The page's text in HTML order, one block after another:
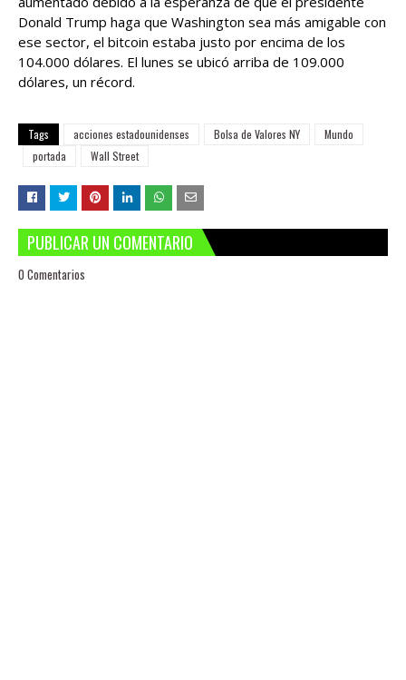
Donald Trump haga que Washington sea más amigable con
ese sector, el bitcoin estaba justo por encima de los
104.000 dólares. El lunes se ubicó arriba de 109.000
dólares, un récord.
Tags acciones estadounidenses Bolsa de Valores NY
Mundo
portada
Wall Street
PUBLICAR UN COMENTARIO
0 Comentarios